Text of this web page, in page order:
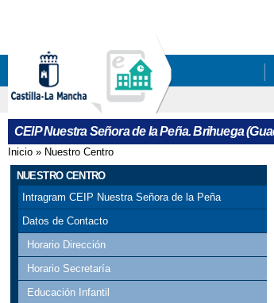
CEIP Nuestra Señora de la Peña. Brihuega
Se encuentra usted aquí
Inicio » Nuestro Centro
NUESTRO CENTRO
Intragram CEIP Nuestra Señora de la Peña
Datos de Contacto
Horario Dirección
Horario Secretaría
Educación Infantil